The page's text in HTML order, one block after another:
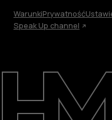
Naprawa i
Zrównoważony
Wsparcie
WarunkiPrywatność
Speak Up channel